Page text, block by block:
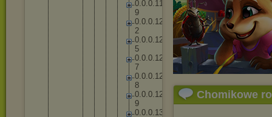
0.0.0.11
9
0.0.0.12
2
0.0.0.12
5
0.0.0.12
7
0.0.0.12
8
0.0.0.12
9
0.0.0.13
Chomikowe